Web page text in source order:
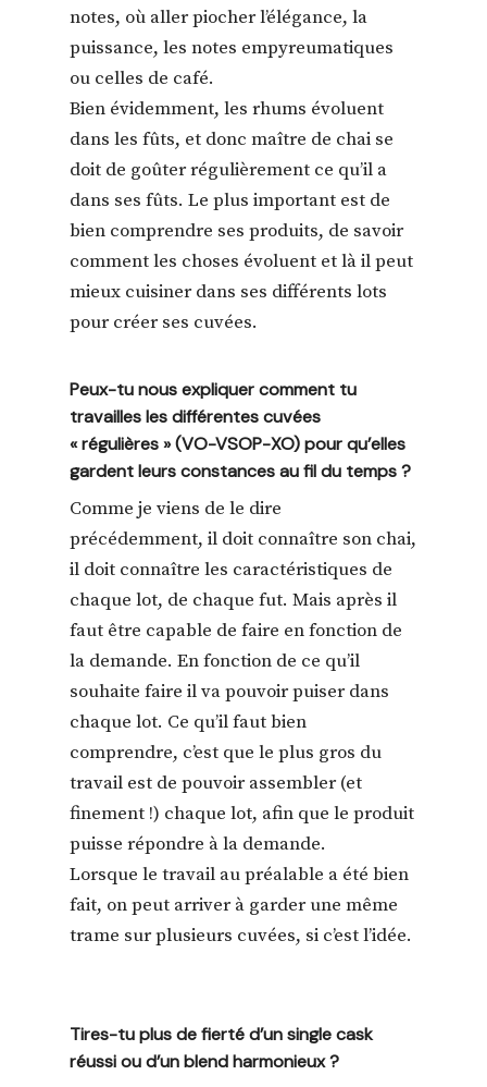
notes, où aller piocher l’élégance, la
puissance, les notes empyreumatiques
ou celles de café.
Bien évidemment, les rhums évoluent
dans les fûts, et donc maître de chai se
doit de goûter régulièrement ce qu’il a
dans ses fûts. Le plus important est de
bien comprendre ses produits, de savoir
comment les choses évoluent et là il peut
mieux cuisiner dans ses différents lots
pour créer ses cuvées.
Peux-tu nous expliquer comment tu
travailles les différentes cuvées
« régulières » (VO-VSOP-XO) pour qu’elles
gardent leurs constances au fil du temps ?
Comme je viens de le dire
précédemment, il doit connaître son chai,
il doit connaître les caractéristiques de
chaque lot, de chaque fut. Mais après il
faut être capable de faire en fonction de
la demande. En fonction de ce qu’il
souhaite faire il va pouvoir puiser dans
chaque lot. Ce qu’il faut bien
comprendre, c’est que le plus gros du
travail est de pouvoir assembler (et
finement !) chaque lot, afin que le produit
puisse répondre à la demande.
Lorsque le travail au préalable a été bien
fait, on peut arriver à garder une même
trame sur plusieurs cuvées, si c’est l’idée.
Tires-tu plus de fierté d’un single cask
réussi ou d’un blend harmonieux ?